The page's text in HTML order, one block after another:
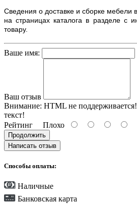
Сведения о доставке и сборке мебели
на страницах каталога в разделе с
товару.
Ваше имя:
Ваш отзыв
Внимание: HTML не
текст!
Рейтинг Плохо
Продолжить
Написать отзыв
Способы оплаты:
Наличные
Банковская карта